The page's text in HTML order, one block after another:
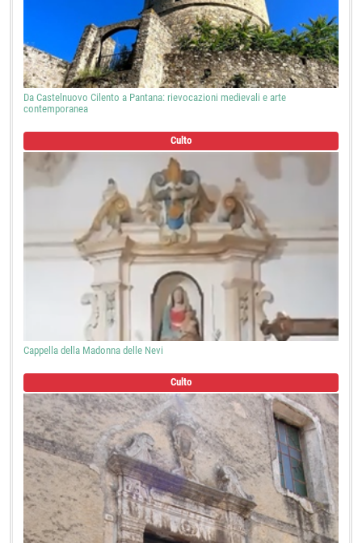
Da Castelnuovo Cilento a Pantana: rievocazioni medievali e arte
contemporanea
Culto
Cappella della Madonna delle Nevi
Culto